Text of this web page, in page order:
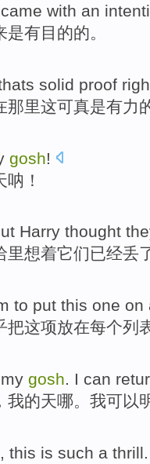
came with an
是有目的的。
solid proof
那里这可真是有力
gosh!
呐！
Harry thought
里想着它们已经丢
to put this one on
把这项放在每个列
my gosh. I can
我的天哪。 我可以
, this is such a thrill